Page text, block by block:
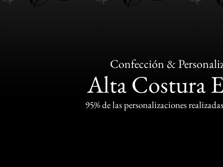
Confección &
Alta Costura
95% de las personalizaciones